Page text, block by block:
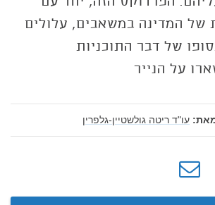
של המדינה במשאבים, עלולים
של דבר התוכניות
על הנייר
עו"ד ריטה גולשטיין-גלפרין